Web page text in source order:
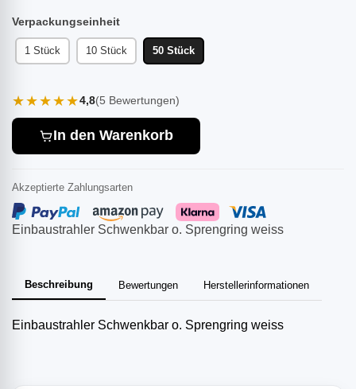
Einbaustrahler Schwenkbar o. Sprengring weiss
Beschreibung Bewertungen Herstellerinformationen
Einbaustrahler Schwenkbar o. Sprengring weiss
Verpackungseinheit
1 Stück 10 Stück 50 Stück
★★★★★4,8(5 Bewertungen)
In den Warenkorb
Akzeptierte Zahlungsarten